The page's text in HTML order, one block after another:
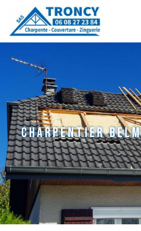
Panneau de gestion des
charpentier